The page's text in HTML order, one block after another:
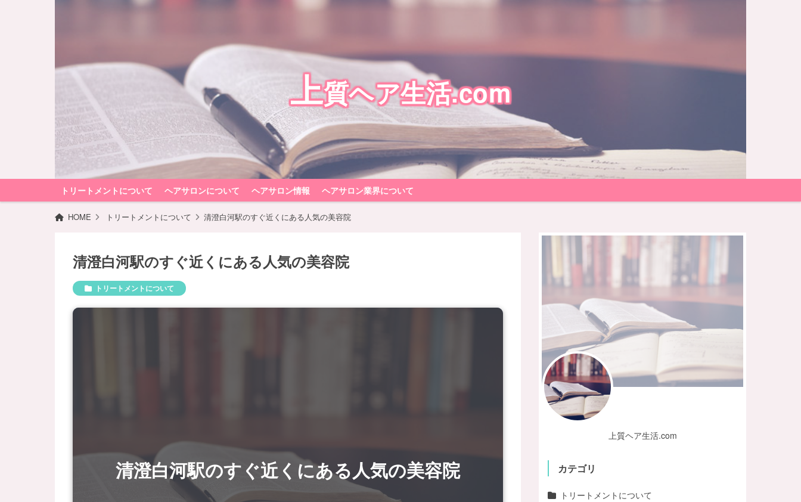
上質ヘア生活.com
トリートメントについて ヘアサロンについて ヘアサロン情報 ヘアサロン業界について
HOME トリートメントについて 清澄白河駅のすぐ近くにある人気の美容院
清澄白河駅のすぐ近くにある人気の美容院
トリートメントについて
清澄白河駅のすぐ近くにある人気の美容院
上質ヘア生活.com
カテゴリ
トリートメントについて